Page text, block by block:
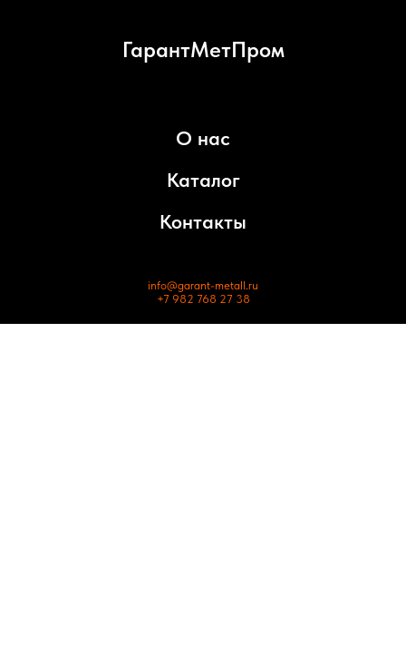
ГарантМетПром
О нас
Каталог
Контакты
info@garant-metall.ru
+7 982 768 27 38